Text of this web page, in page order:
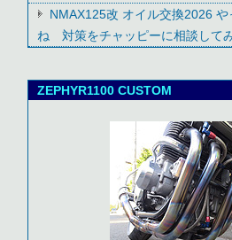
NMAX125改 オイル交換2026
ね 対策をチャッピーに相談して
ZEPHYR1100 CUSTOM